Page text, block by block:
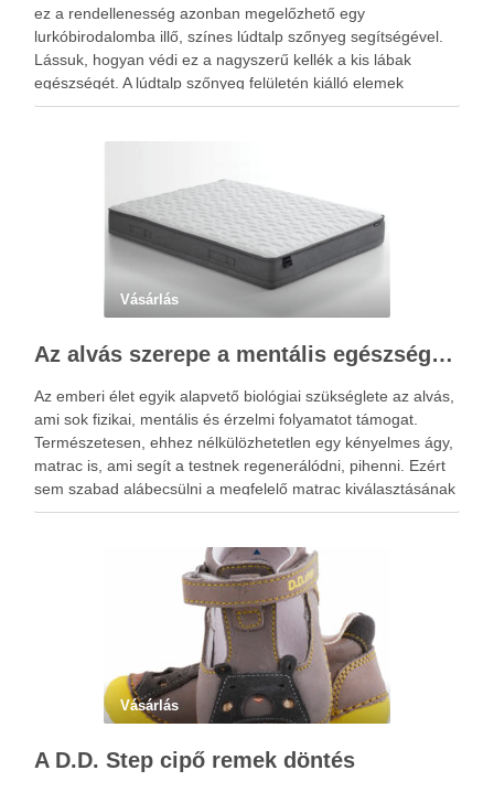
ez a rendellenesség azonban megelőzhető egy
lurkóbirodalomba illő, színes lúdtalp szőnyeg segítségével.
Lássuk, hogyan védi ez a nagyszerű kellék a kis lábak
egészségét. A lúdtalp szőnyeg felületén kiálló elemek
sokasága található, amelyek speciális alakzatjuknak és
Vásárlás
Az alvás szerepe a mentális egészségben: Hogyan segíthet egy jó matrac?
Az emberi élet egyik alapvető biológiai szükséglete az alvás,
ami sok fizikai, mentális és érzelmi folyamatot támogat.
Természetesen, ehhez nélkülözhetetlen egy kényelmes ágy,
matrac is, ami segít a testnek regenerálódni, pihenni. Ezért
sem szabad alábecsülni a megfelelő matrac kiválasztásának
a fontosságát. Az alvás idején pihenésre kapcsol az agy és a
Vásárlás
A D.D. Step cipő remek döntés